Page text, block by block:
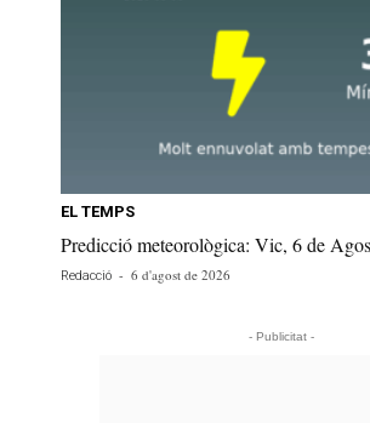
EL TEMPS
Predicció meteorològica: Vic, 6 de
Redacció - 6 d'agost de 2026
- Publicitat -